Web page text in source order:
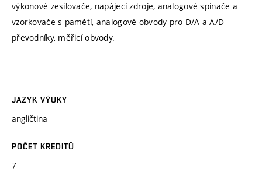
výkonové zesilovače, napájecí zdroje, analogové spínače a
vzorkovače s pamětí, analogové obvody pro D/A a A/D
převodníky, měřicí obvody.
JAZYK VÝUKY
angličtina
POČET KREDITŮ
7